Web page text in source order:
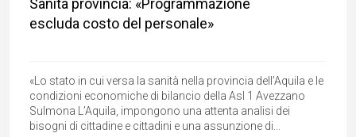
Sanità provincia: «Programmazione
escluda costo del personale»
«Lo stato in cui versa la sanità nella provincia dell’Aquila e le
condizioni economiche di bilancio della Asl 1 Avezzano
Sulmona L’Aquila, impongono una attenta analisi dei
bisogni di cittadine e cittadini e una assunzione di...